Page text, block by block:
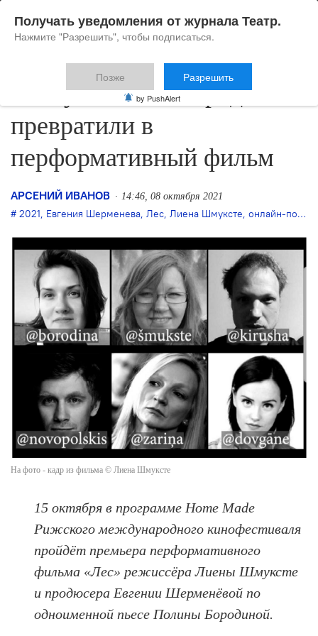
Пьесу Полины Бородиной
превратили в
перформативный фильм
АРСЕНИЙ ИВАНОВ 14:46, 08 октября 2021
2021, Евгения Шерменева, Лес, Лиена Шмуксте, онлайн-показ
На фото - кадр из фильма © Лиена Шмуксте
15 октября в программе Home Made
Рижского международного кинофестиваля
пройдёт премьера перформативного
фильма «Лес» режиссёра Лиены Шмуксте
и продюсера Евгении Шерменёвой по
одноименной пьесе Полины Бородиной.
Получать уведомления от журнала Театр.
Нажмите "Разрешить", чтобы подписаться.
Позже Разрешить
by PushAlert